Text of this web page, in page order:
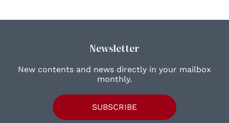
Newsletter
New contents and news directly in your mailbox
monthly.
SUBSCRIBE